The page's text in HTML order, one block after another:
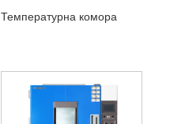
Температурна комора